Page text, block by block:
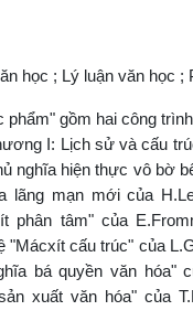
học ; Lý luận văn học ;
gồm hai công
I: Lịch sử và cấu
nghĩa hiện thực vô bờ
lãng mạn mới của
phân tâm" của
"Mácxít cấu trúc" của
bá quyền văn hóa"
xuất văn hóa" của